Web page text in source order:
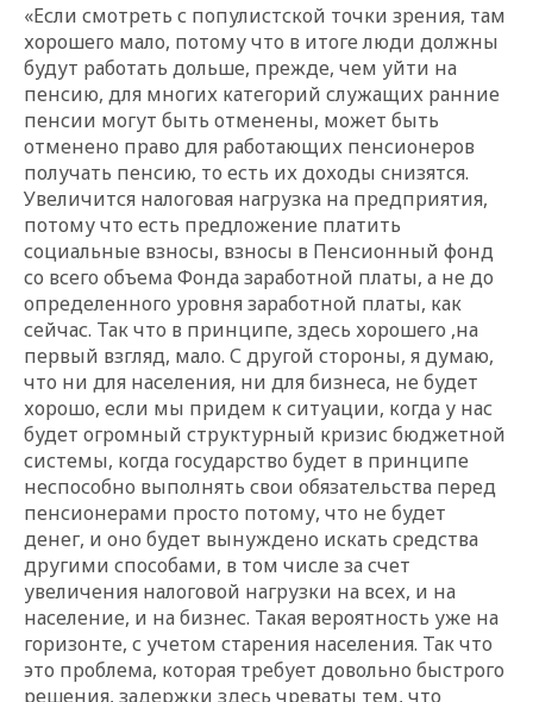
«Если смотреть с популистской точки зрения, там
хорошего мало, потому что в итоге люди должны
будут работать дольше, прежде, чем уйти на
пенсию, для многих категорий служащих ранние
пенсии могут быть отменены, может быть
отменено право для работающих пенсионеров
получать пенсию, то есть их доходы снизятся.
Увеличится налоговая нагрузка на предприятия,
потому что есть предложение платить
социальные взносы, взносы в Пенсионный фонд
со всего объема Фонда заработной платы, а не до
определенного уровня заработной платы, как
сейчас. Так что в принципе, здесь хорошего ,на
первый взгляд, мало. С другой стороны, я думаю,
что ни для населения, ни для бизнеса, не будет
хорошо, если мы придем к ситуации, когда у нас
будет огромный структурный кризис бюджетной
системы, когда государство будет в принципе
неспособно выполнять свои обязательства перед
пенсионерами просто потому, что не будет
денег, и оно будет вынуждено искать средства
другими способами, в том числе за счет
увеличения налоговой нагрузки на всех, и на
население, и на бизнес. Такая вероятность уже на
горизонте, с учетом старения населения. Так что
это проблема, которая требует довольно быстрого
решения, задержки здесь чреваты тем, что